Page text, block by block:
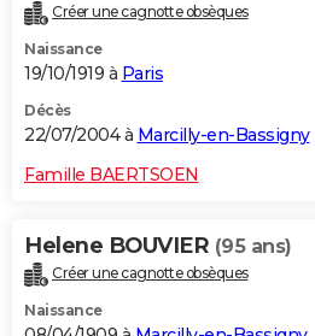
Créer une cagnotte obsèques
Naissance
19/10/1919 à Paris
Décès
22/07/2004 à Marcilly-en-Bassigny
Famille BAERTSOEN
Helene BOUVIER (95 ans)
Créer une cagnotte obsèques
Naissance